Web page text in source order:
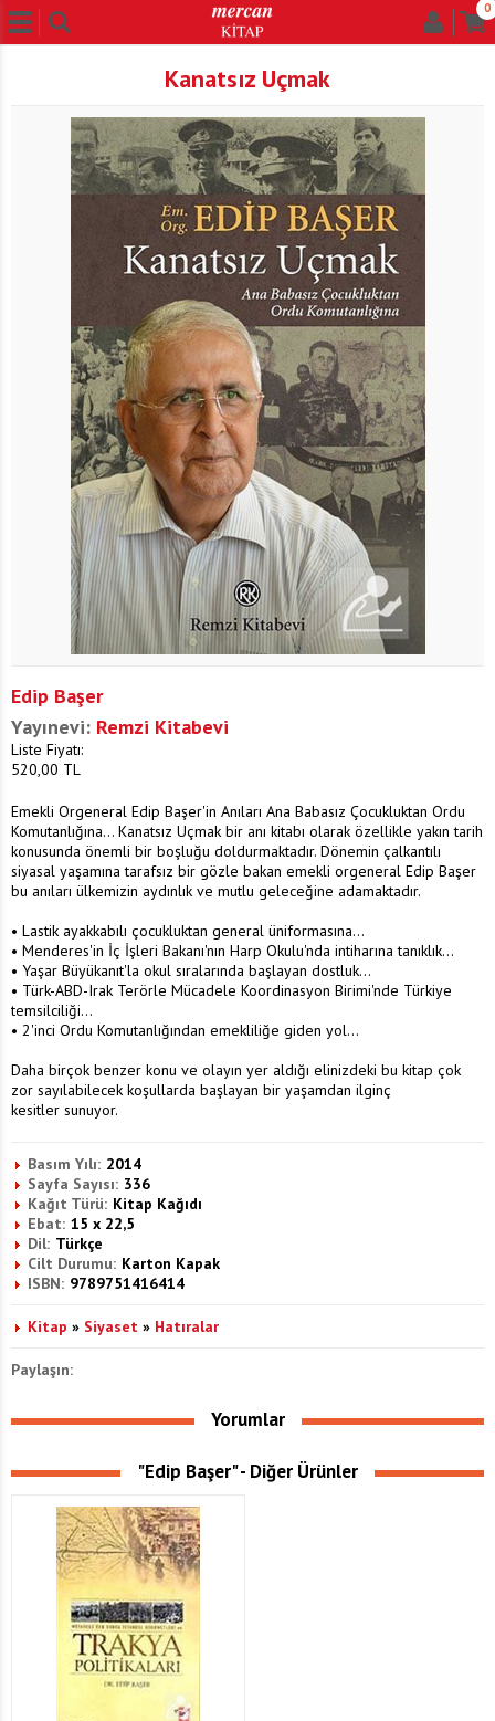
0
Kanatsız Uçmak
Edip Başer
Yayınevi: Remzi Kitabevi
Liste Fiyatı:
520,00 TL
Emekli Orgeneral Edip Başer'in Anıları Ana Babasız Çocukluktan Ordu
Komutanlığına... Kanatsız Uçmak bir anı kitabı olarak özellikle yakın tarih
konusunda önemli bir boşluğu doldurmaktadır. Dönemin çalkantılı
siyasal yaşamına tarafsız bir gözle bakan emekli orgeneral Edip Başer
bu anıları ülkemizin aydınlık ve mutlu geleceğine adamaktadır.
• Lastik ayakkabılı çocukluktan general üniformasına...
• Menderes'in İç İşleri Bakanı'nın Harp Okulu'nda intiharına tanıklık...
• Yaşar Büyükanıt'la okul sıralarında başlayan dostluk...
• Türk-ABD-Irak Terörle Mücadele Koordinasyon Birimi'nde Türkiye
temsilciliği...
• 2'inci Ordu Komutanlığından emekliliğe giden yol...
Daha birçok benzer konu ve olayın yer aldığı elinizdeki bu kitap çok
zor sayılabilecek koşullarda başlayan bir yaşamdan ilginç
kesitler sunuyor.
Basım Yılı: 2014
Sayfa Sayısı: 336
Kağıt Türü: Kitap Kağıdı
Ebat: 15 x 22,5
Dil: Türkçe
Cilt Durumu: Karton Kapak
ISBN: 9789751416414
Kitap » Siyaset » Hatıralar
Paylaşın:
Yorumlar
"Edip Başer" - Diğer Ürünler